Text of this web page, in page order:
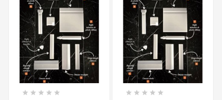
         